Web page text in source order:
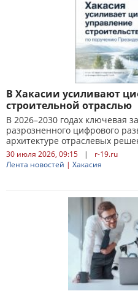
В Хакасии усиливают
строительной отраслью
В 2026–2030 годах ключевая
разрозненного цифрового
архитектуре отраслевых
30 июля 2026, 09:15 |
r-19.ru
Лента новостей | Хакасия